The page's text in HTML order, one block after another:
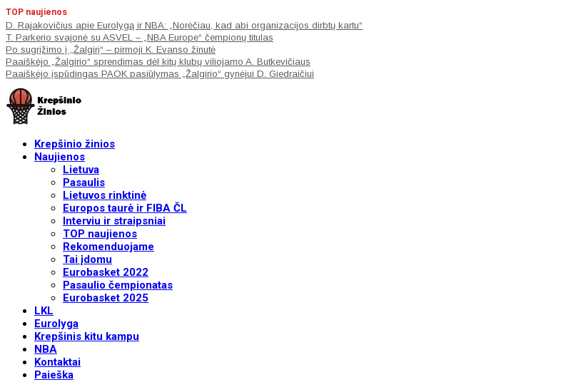
TOP naujienos
D. Rajakovičius apie Eurolygą ir NBA: „Norėčiau, kad abi organizacijos dirbtų kartu“
T. Parkerio svajonė su ASVEL – „NBA Europe“ čempionų titulas
Po sugrįžimo į „Žalgirį“ – pirmoji K. Evanso žinutė
Paaiškėjo „Žalgirio“ sprendimas dėl kitų klubų viliojamo A. Butkevičiaus
Paaiškėjo įspūdingas PAOK pasiūlymas „Žalgirio“ gynėjui D. Giedraičiui
Krepšinio žinios
Naujienos
Lietuva
Pasaulis
Lietuvos rinktinė
Europos taurė ir FIBA ČL
Interviu ir straipsniai
TOP naujienos
Rekomenduojame
Tai įdomu
Eurobasket 2022
Pasaulio čempionatas
Eurobasket 2025
LKL
Eurolyga
Krepšinis kitu kampu
NBA
Kontaktai
Paieška